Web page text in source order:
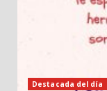
Destacada del día